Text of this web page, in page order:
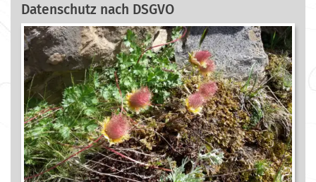
Datenschutz nach DSGVO